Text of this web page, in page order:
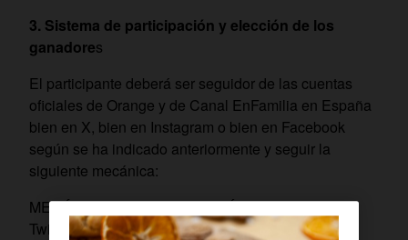
3. Sistema de participación y elección de los
ganadores
El participante deberá ser seguidor de las cuentas
oficiales de Orange y de Canal EnFamilia en España
bien en X, bien en Instagram o bien en Facebook
según se ha indicado anteriormente y seguir la
siguiente mecánica:
MECÁNICA DE PARTICIPACIÓN EN X (antigua
Twitter)